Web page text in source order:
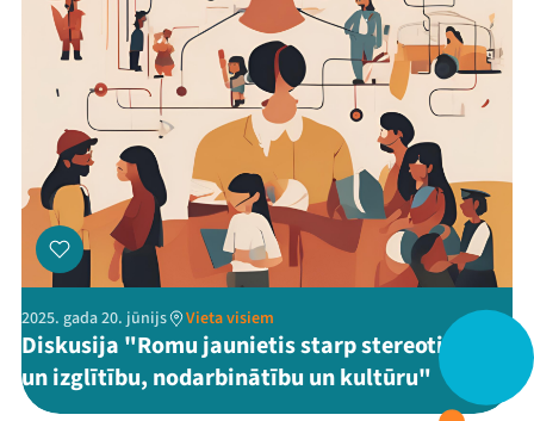
Veikals
Kontakti
ThreadsFacebookYoutube
X Instagram
Flick TikTok
2025. gada 20. jūnijs Vieta visiem
Diskusija "Romu jaunietis starp stereotipiem
un izglītību, nodarbinātību un kultūru"